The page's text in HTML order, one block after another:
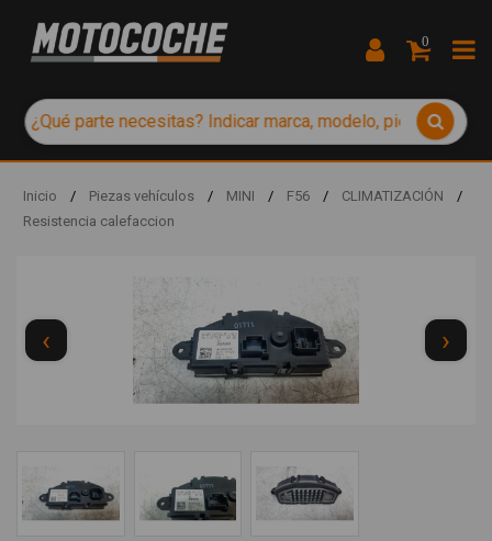
0
Inicio / Piezas vehículos / MINI / F56 / CLIMATIZACIÓN
/
Resistencia calefaccion
‹ ›